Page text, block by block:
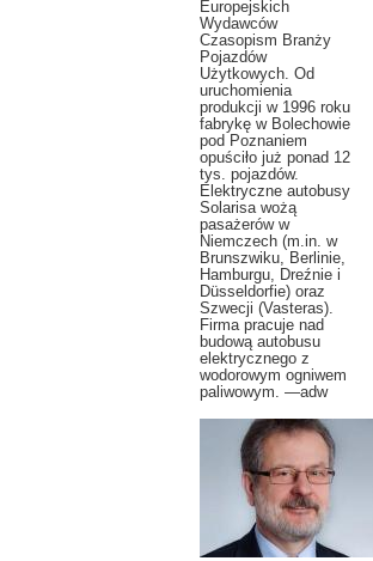
Europejskich
Wydawców
Czasopism Branży
Pojazdów
Użytkowych. Od
uruchomienia
produkcji w 1996 roku
fabrykę w Bolechowie
pod Poznaniem
opuściło już ponad 12
tys. pojazdów.
Elektryczne autobusy
Solarisa wożą
pasażerów w
Niemczech (m.in. w
Brunszwiku, Berlinie,
Hamburgu, Dreźnie i
Düsseldorfie) oraz
Szwecji (Vasteras).
Firma pracuje nad
budową autobusu
elektrycznego z
wodorowym ogniwem
paliwowym. —adw